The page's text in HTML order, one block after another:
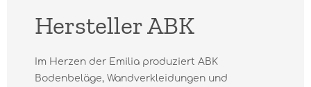
Hersteller ABK
Im Herzen der Emilia produziert ABK
Bodenbeläge, Wandverkleidungen und